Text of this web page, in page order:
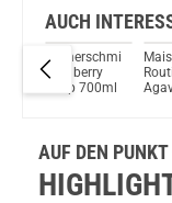
Du
AUCH
Riemerschmid
Cranberry
Sirup 700ml
AUF DEN